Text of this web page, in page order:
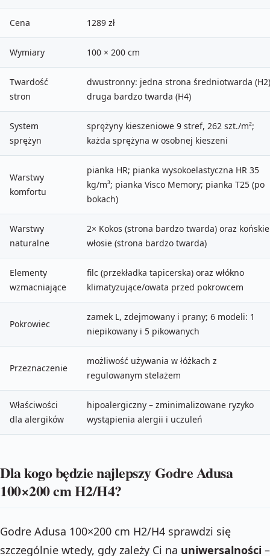
Cena 1289 zł
Wymiary 100 × 200 cm
Twardość
stron
dwustronny: jedna strona średniotwarda
druga bardzo twarda (H4)
System
sprężyn
sprężyny kieszeniowe 9 stref, 262 szt./m²;
każda sprężyna w osobnej kieszeni
Warstwy
komfortu
pianka HR; pianka wysokoelastyczna HR 35
kg/m³; pianka Visco Memory; pianka T25 (po
bokach)
Warstwy
naturalne
2× Kokos (strona bardzo twarda) oraz końskie
włosie (strona bardzo twarda)
Elementy
wzmacniające
filc (przekładka tapicerska) oraz włókno
klimatyzujące/owata przed pokrowcem
Pokrowiec
zamek L, zdejmowany i prany; 6 modeli: 1
niepikowany i 5 pikowanych
Przeznaczenie
możliwość używania w łóżkach z
regulowanym stelażem
Właściwości
dla alergików
hipoalergiczny – zminimalizowane ryzyko
wystąpienia alergii i uczuleń
Dla kogo będzie najlepszy Godre Adusa
100×200 cm H2/H4?
Godre Adusa 100×200 cm H2/H4 sprawdzi się
szczególnie wtedy, gdy zależy Ci na uniwersalności –